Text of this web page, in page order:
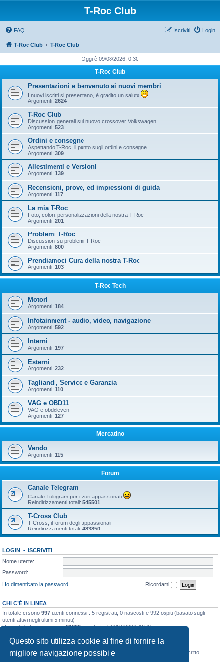
Questo sito utilizza cookie al fine di fornire la
migliore navigazione possibile
T-Roc Club
FAQ Login
Iscriviti
T-Roc Club T-Roc Club
Oggi è 09/08/2026, 0:30
T-Roc Club
Presentazioni e benvenuto ai nuovi membri
I nuovi iscritti si presentano, è gradito un saluto
Argomenti: 2624
T-Roc Club
Discussioni generali sul nuovo crossover Volkswagen
Argomenti: 523
Ordini e consegne
Aspettando T-Roc, il punto sugli ordini e consegne
Argomenti: 309
Allestimenti e Versioni
Argomenti: 139
Recensioni, prove, ed impressioni di guida
Argomenti: 117
La mia T-Roc
Foto, colori, personalizzazioni della nostra T-Roc
Argomenti: 201
Problemi T-Roc
Discussioni su problemi T-Roc
Argomenti: 800
Prendiamoci Cura della nostra T-Roc
Argomenti: 103
T-Roc Tech
Motori
Argomenti: 184
Infotainment - audio, video, navigazione
Argomenti: 592
Interni
Argomenti: 197
Esterni
Argomenti: 232
Tagliandi, Service e Garanzia
Argomenti: 110
VAG e OBD11
VAG e obdeleven
Argomenti: 127
Mercatino
Vendo
Argomenti: 115
Forum
Canale Telegram
Canale Telegram per i veri appassionati
Reindirizzamenti totali: 545501
T-Cross Club
T-Cross, il forum degli appassionati
Reindirizzamenti totali: 483850
LOGIN • ISCRIVITI
Nome utente:
Password:
Ho dimenticato la password
Ricordami
CHI C’È IN LINEA
In totale ci sono 997 utenti connessi : 5 registrati, 0 nascosti e 992 ospiti (basato sugli
utenti attivi negli ultimi 5 minuti)
Record di utenti connessi:21899registrato il 06/04/2026, 16:41
STATISTICHE
Totale messaggi48133• Totale argomenti 3073• Totale iscritti
• Ultimo iscritto
simo.giagnorio